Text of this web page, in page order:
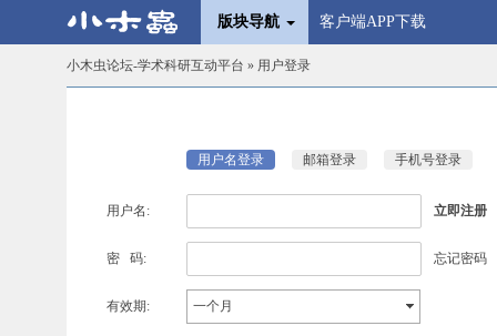
版块导航 客户端APP下载
小木虫论坛-学术科研互动平台 » 用户登录
用户名登录 邮箱登录 手机号登录
用户名: 立即注册
密 码: 忘记密码
有效期: 一个月